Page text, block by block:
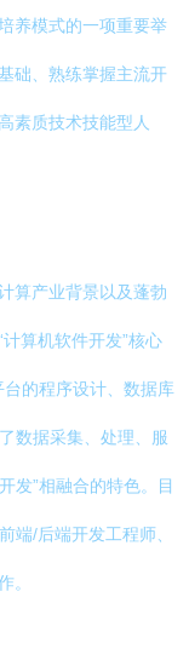
养模式的一项重要举
础、熟练掌握主流开
素质技术技能型人
算产业背景以及蓬勃
算机软件开发”核心
的程序设计、数据库
数据采集、处理、服
发”相融合的特色。目
端/后端开发工程师、
。